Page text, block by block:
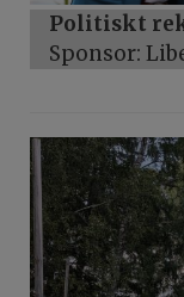
Politiskt
Sponsor: